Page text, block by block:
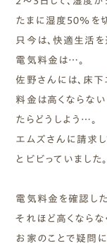
たまに湿度５０％を
只今は、快適生活を
電気料金は…。
佐野さんには、床
料金は高くならな
たらどうしよう…。
エムズさんに請求し
とビビっていました。
電気料金を確認した
それほど高くならな
お家のことで疑問